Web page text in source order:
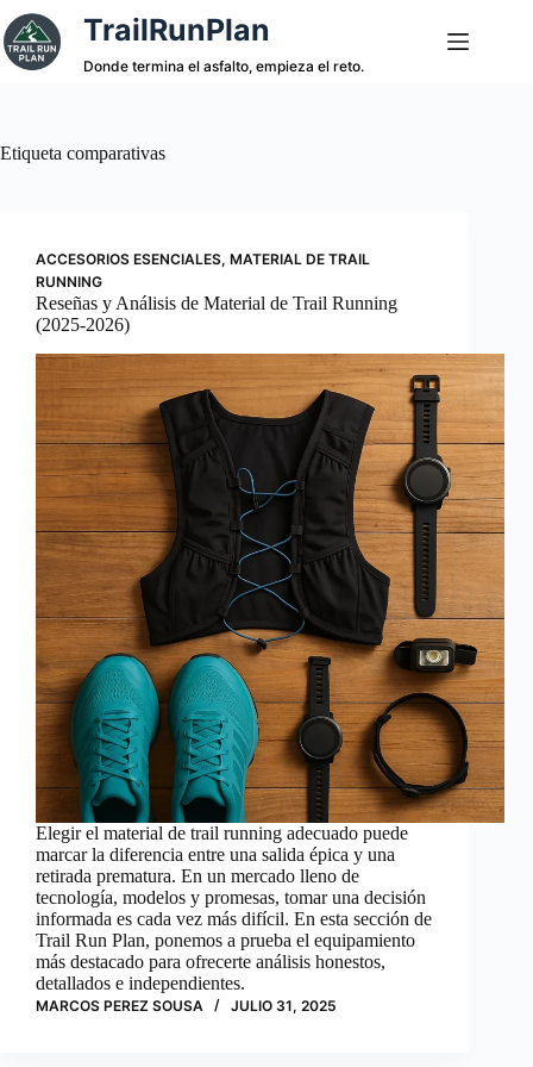
Saltar
al
contenido
TrailRunPlan
Donde termina el asfalto, empieza el reto.
Etiqueta comparativas
ACCESORIOS ESENCIALES, MATERIAL DE TRAIL
RUNNING
Reseñas y Análisis de Material de Trail Running
(2025-2026)
Elegir el material de trail running adecuado puede
marcar la diferencia entre una salida épica y una
retirada prematura. En un mercado lleno de
tecnología, modelos y promesas, tomar una decisión
informada es cada vez más difícil. En esta sección de
Trail Run Plan, ponemos a prueba el equipamiento
más destacado para ofrecerte análisis honestos,
detallados e independientes.
MARCOS PEREZ SOUSA JULIO 31, 2025